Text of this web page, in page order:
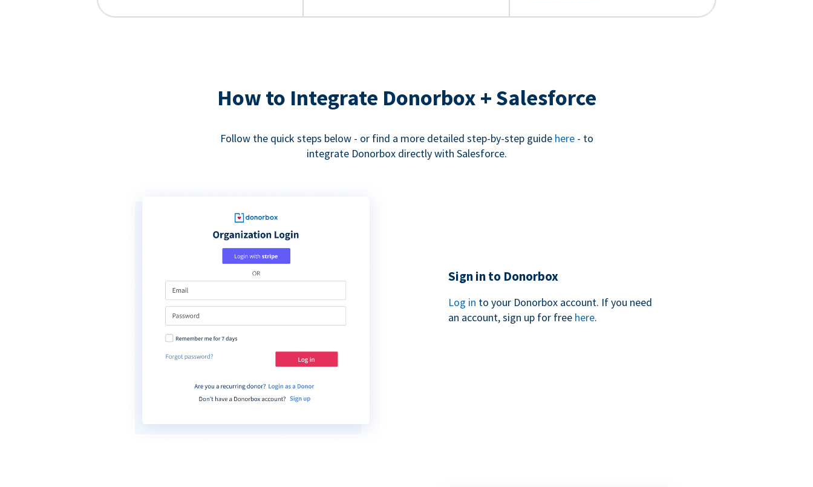
How to Integrate Donorbox + Salesforce
Follow the quick steps below - or find a more detailed step-by-step guide here- to
integrate Donorbox directly with Salesforce.
Sign in to Donorbox
Log in to your Donorbox account. If you need
an account, sign up for free here.